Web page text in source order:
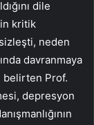
dile
kritik
neden
davranmaya
belirten Prof.
depresyon